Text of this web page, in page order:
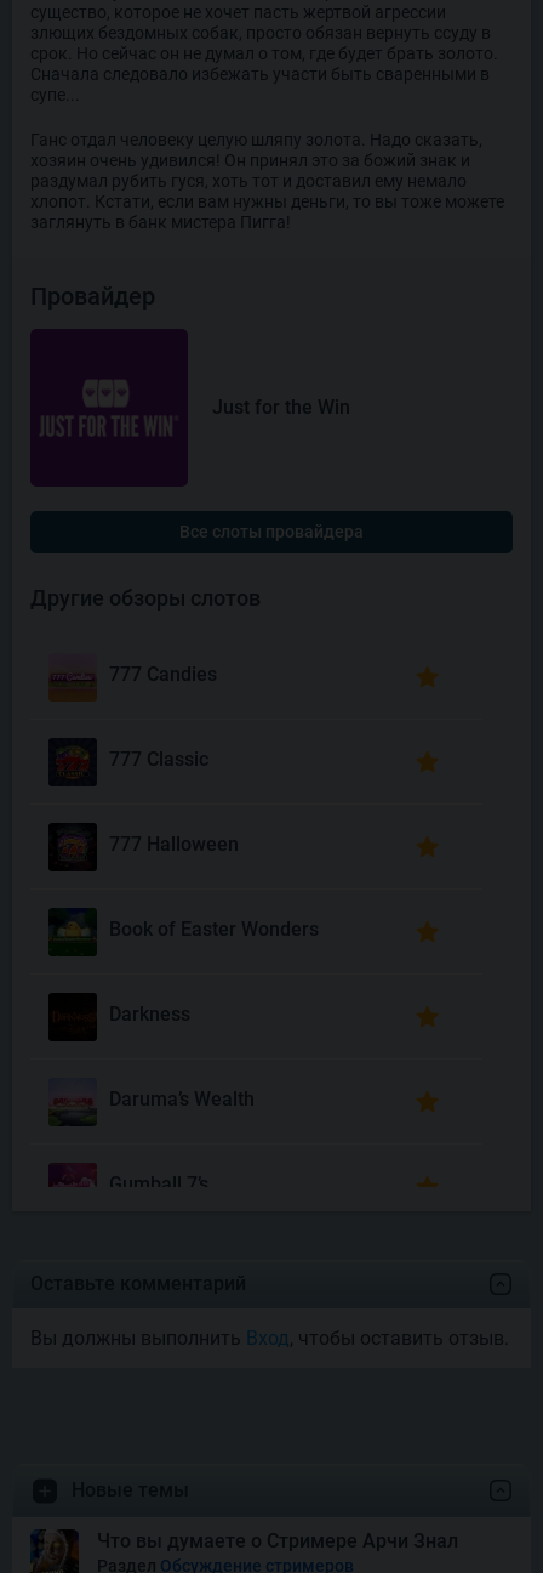
существо, которое не хочет пасть жертвой агрессии
злющих бездомных собак, просто обязан вернуть ссуду в
срок. Но сейчас он не думал о том, где будет брать золото.
Сначала следовало избежать участи быть сваренными в
супе...
Ганс отдал человеку целую шляпу золота. Надо сказать,
хозяин очень удивился! Он принял это за божий знак и
раздумал рубить гуся, хоть тот и доставил ему немало
хлопот. Кстати, если вам нужны деньги, то вы тоже можете
заглянуть в банк мистера Пигга!
Провайдер
Just for the Win
Все слоты провайдера
Другие обзоры слотов
777 Candies
777 Classic
777 Halloween
Book of Easter Wonders
Darkness
Daruma’s Wealth
Gumball 7’s
Money Mariachi Infinity
Вы должны выполнить Вход, чтобы оставить отзыв.
Что вы думаете о Стримере Арчи Знал
Раздел Обсуждение стримеров